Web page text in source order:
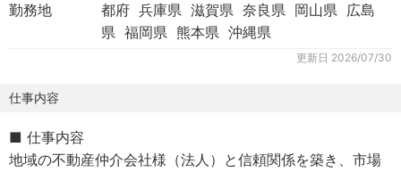
勤務地
都府 兵庫県 滋賀県 奈良県 岡山県 広島
県 福岡県 熊本県 沖縄県
更新日 2026/07/30
仕事内容
■ 仕事内容
地域の不動産仲介会社様（法人）と信頼関係を築き、市場